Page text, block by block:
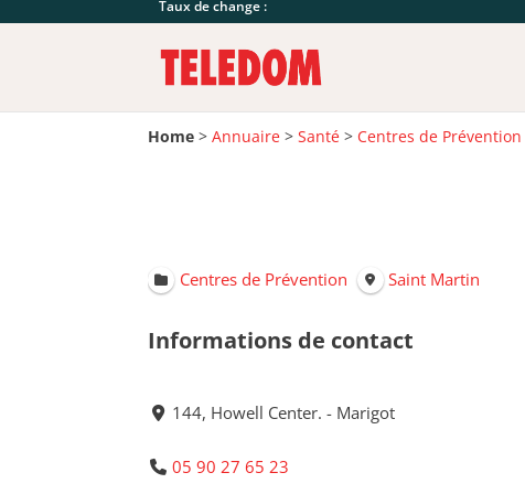
Taux de change :
Home >Annuaire >Santé > Centres de Prévention
Centres de Prévention Saint Martin
Informations de contact
144, Howell Center. - Marigot
05 90 27 65 23